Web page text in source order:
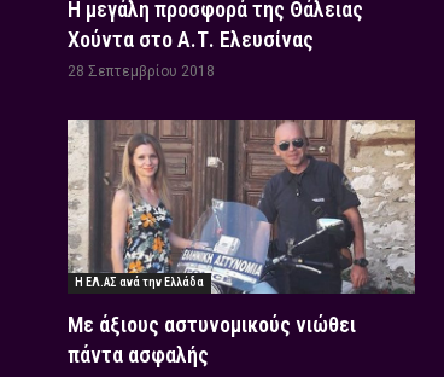
Η μεγάλη προσφορά της Θάλειας
Χούντα στο Α.Τ. Ελευσίνας
28 Σεπτεμβρίου 2018
Η ΕΛ.ΑΣ ανά την Ελλάδα
Με άξιους αστυνομικούς νιώθει
πάντα ασφαλής